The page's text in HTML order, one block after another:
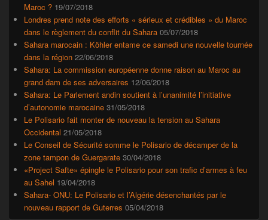
Maroc ? 19/07/2018
Londres prend note des efforts « sérieux et crédibles » du Maroc
dans le règlement du conflit du Sahara 05/07/2018
Sahara marocain : Köhler entame ce samedi une nouvelle tournée
dans la région 22/06/2018
Sahara: La commission européenne donne raison au Maroc au
grand dam de ses adversaires 12/06/2018
Sahara: Le Parlement andin soutient à l’unanimité l’initiative
d’autonomie marocaine 31/05/2018
Le Polisario fait monter de nouveau la tension au Sahara
Occidental 21/05/2018
Le Conseil de Sécurité somme le Polisario de décamper de la
zone tampon de Guergarate 30/04/2018
«Project Safte» épingle le Polisario pour son trafic d’armes à feu
au Sahel 19/04/2018
Sahara- ONU: Le Polisario et l’Algérie désenchantés par le
nouveau rapport de Guterres 05/04/2018